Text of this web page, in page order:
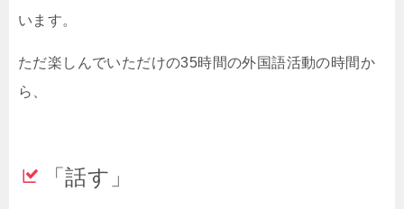
います。
ただ楽しんでいただけの35時間の外国語活動の時間か
ら、
「話す」